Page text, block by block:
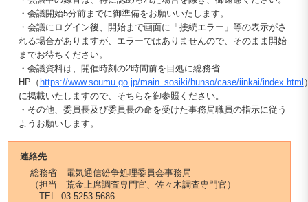
・会議開始5分前までに御準備をお願いいたします。
・会議にログイン後、開始まで画面に「接続エラー」等の表示がさ
れる場合がありますが、エラーではありませんので、そのまま開始
までお待ちください。
・会議資料は、開催時刻の2時間前を目処に総務省
HP（ https://www.soumu.go.jp/main_sosiki/hunso/case/iinkai/index.html
に掲載いたしますので、そちらを御参照ください。
・その他、委員長及び委員長の命を受けた事務局職員の指示に従う
ようお願いします。
連絡先
総務省 電気通信紛争処理委員会事務局
（担当 荒金上席調査専門官、佐々木調査専門官）
TEL. 03-5253-5686